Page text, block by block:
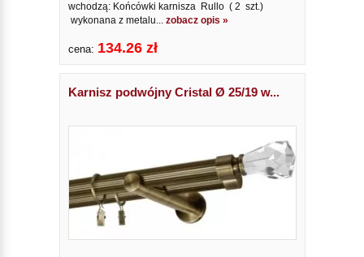
wchodzą: Końcówki karnisza Rullo ( 2 szt.)
wykonana z metalu... zobacz opis »
cena: 134.26 zł
Karnisz podwójny Cristal Ø 25/19 w...